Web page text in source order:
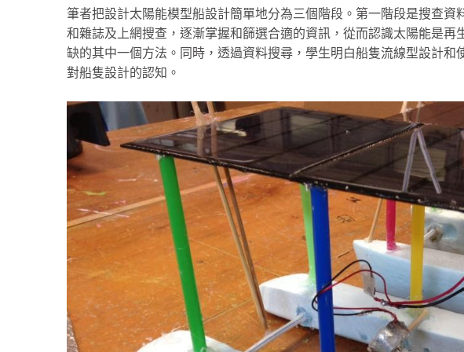
筆者把設計太陽能模型船設計簡單地分為三個階段。第一階段是搜查資
和雜誌及上網搜查，逐漸掌握和篩選合適的資訊，從而認識太陽能是再
缺的其中一個方法。同時，透過資料搜尋，學生明白船隻流線型設計和
對船隻設計的認知。